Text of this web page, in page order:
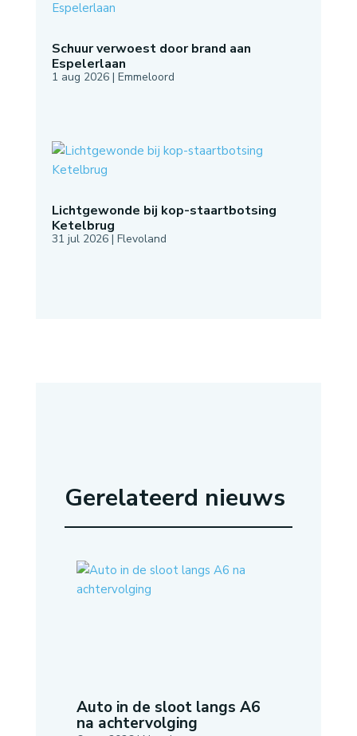
Schuur verwoest door brand aan
Espelerlaan
1 aug 2026| Emmeloord
Lichtgewonde bij kop-staartbotsing
Ketelbrug
31 jul 2026| Flevoland
Gerelateerd nieuws
Auto in de sloot langs A6
na achtervolging